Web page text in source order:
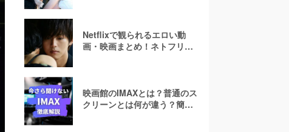
Netflixで観られるエロい動
画・映画まとめ！ネトフリで
映画館のIMAXとは？普通のス
クリーンとは何が違う？簡単